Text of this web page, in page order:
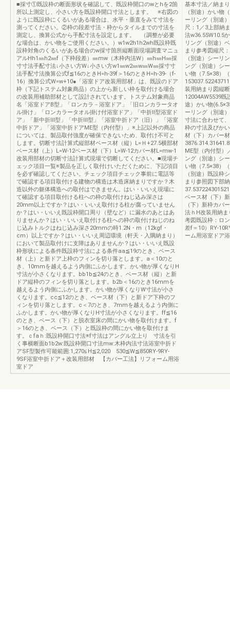
■採寸①既設枠の断面形状を確認して、既設枠開口のwとhを2箇
所以上測定し、小さい方を既設枠開口寸法とします。 ※右図の
ように既設枠にくるいがある場合は、水平・垂直をみて寸法を
測ってください。②枠の段差寸法・枠からタイルまでの寸法を
測定し、換算公式から手配寸法を設定します。 （調整が必要
な場合は、かい物をご使用ください。）w1w2h1h2wh既設枠既
設枠対角のくるいがある場合のw採寸箇所縦断面現場調査マニュ
アルHh1㎜h2㎜f（下枠段差）㎜mw（木枠内法W）㎜h㎜H㎜採
寸寸法手配寸法↓小さい方W↓小さい方w1㎜w2㎜w㎜W㎜採寸寸
法手配寸法換算公式f≦16のときH=h-39f＞16のときH=h-39-（f-
16）換算公式W=w+10●「浴室ドア改装用部材」は、既設のドア
枠（下記トステム対象商品）の上から新しい枠を取付ける場合
の改装用補助部材として設計されています。トステム対象商品
名「浴室ドアB型」「ロンカラ－浴室ドア」「旧ロンカラータオ
ル掛け」「ロンカラータオル掛け付浴室ドア」「中折Ⅱ型浴室ド
ア」「新中折Ⅲ型」「中折Ⅲ型」「浴室中折ドア（旧）」「浴室
中折ドア」「浴室中折ドアME型（内付型）」※上記以外の商品
については、製品取付強度が確保できないため、取付け不可と
します。切断寸法計算式縦部材ベース材（縦）L=Ｈ+27.5横部材
ベース材（上）L=W-12ベース材（下）L=W-12カバー材L=mw-1
改装用部材の切断寸法計算式現場で切断してください。■現場チ
ェック項目一覧※製品を正しく取付けいただくために、下記項目
を必ず確認してください。チェック項目チェック事前に電話等
で確認する項目取付ける建物の構造は木造床納まりですか？木
造以外の躯体構造への取付はできません。はい・いいえ現場に
て確認する項目取付ける柱への枠の取付けねじ込み深さは
20mm以上ですか？はい・いいえ取付ける柱が腐っていません
か？はい・いいえ既設枠開口周り（壁など）に漏水のあとはあ
りませんか？はい・いいえ取付ける柱への枠の取付けねじのね
じ込みトルクはねじ込み深さ20mmの時1.2N・m（12kgf・
cm）以上ですか？はい・いいえ周辺環境（軒天・入隅納まり）
において製品取付けに支障はありませんか？はい・いいえ既設
枠形状による条件既設枠寸法による条件aa≦19のとき、ベース
材（上）と新ドア上枠のフィンを切り落とします。a＜10のと
き、10mmを越えるよう内側にふかします。かい物が厚くなりH
寸法が小さくなります。bb1b≦24のとき、ベース材（縦）と新
ドア縦枠のフィンを切り落とします。b2b＜16のとき16mmを
越えるよう内側にふかします。かい物が厚くなりW寸法が小さ
くなります。cc≦12のとき、ベース材（下）と新ドア下枠のフ
ィンを切り落とします。c＜7のとき、7mmを越えるよう内側に
ふかします。かい物が厚くなりH寸法が小さくなります。ff≦16
のとき、ベース（下）と脱衣室床の間にかい物を取付けます。f
＞16のとき、ベース（下）と既設枠の間にかい物を取付けま
す。ｃfaｈ:既設枠開口寸法※f寸法はアングル立上り 寸法を引
く事横断面b1b2w:既設枠開口寸法mw:木枠内法寸法浴室中折ド
アSF型製作可能範囲:1,270≦H≦2,020 530≦W≦850RY-9RY-
9SF浴室中折ドア＋改装用部材 【カバー工法】リフォーム用浴
室ドア
基本寸法／納ま
（別途）かい物
ーリング（別途
尺：1／3上部納
法w36.55W10.5
リング（別途）
まり参考図縮尺
（別途）シーリ
ング（別途）シ
い物（7.5×38）
装用納まり図縦
12004AW5539既
途）かい物
ーリング（別途
寸法に合わせて
枠の寸法及びか
材（下）カバー
ME型（内付型）
ング（別途）シ
い物（7.5×38）
（別途）既設枠
まり参照図下部
ベース材（下）
（下）新枠カバ
法ｈH改装用納
考図既設枠：ロ
差f＝10）RY-
ーム用浴室ドア